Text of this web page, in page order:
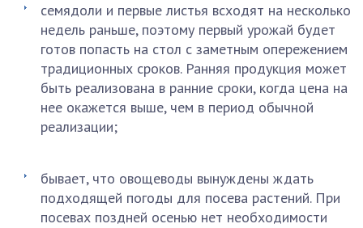
семядоли и первые листья всходят на несколько
недель раньше, поэтому первый урожай будет
готов попасть на стол с заметным опережением
традиционных сроков. Ранняя продукция может
быть реализована в ранние сроки, когда цена на
нее окажется выше, чем в период обычной
реализации;
бывает, что овощеводы вынуждены ждать
подходящей погоды для посева растений. При
посевах поздней осенью нет необходимости